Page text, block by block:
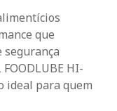
que
segurança
HI-
ideal para quem